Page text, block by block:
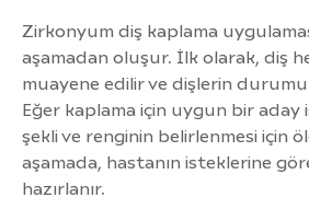
Zirkonyum diş kaplama
aşamadan oluşur. İlk olarak, diş
muayene edilir ve dişlerin
Eğer kaplama için uygun bir aday
şekli ve renginin belirlenmesi için
aşamada, hastanın isteklerine
hazırlanır.